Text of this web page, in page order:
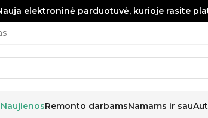
elektroninė parduotuvė, kurioje rasite
NaujienosRemonto darbamsNamams ir sau